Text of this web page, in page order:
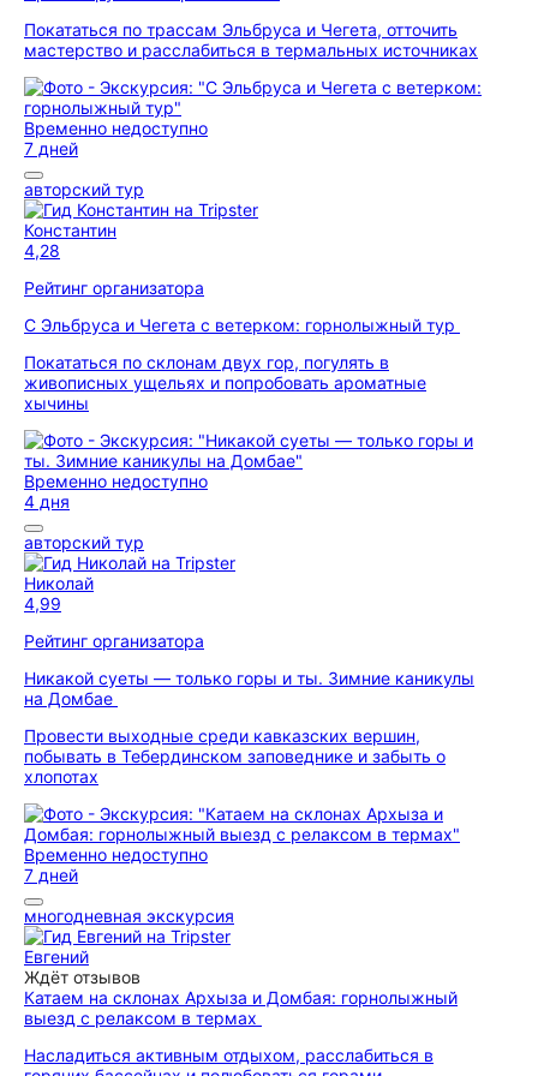
Покататься по трассам Эльбруса и Чегета, отточить
мастерство и расслабиться в термальных источниках
Временно недоступно
7 дней
авторский тур
Константин
4,28
Рейтинг организатора
С Эльбруса и Чегета с ветерком: горнолыжный тур
Покататься по склонам двух гор, погулять в
живописных ущельях и попробовать ароматные
хычины
Временно недоступно
4 дня
авторский тур
Николай
4,99
Рейтинг организатора
Никакой суеты — только горы и ты. Зимние каникулы
на Домбае
Провести выходные среди кавказских вершин,
побывать в Тебердинском заповеднике и забыть о
хлопотах
Временно недоступно
7 дней
многодневная экскурсия
Евгений
Ждёт отзывов
Катаем на склонах Архыза и Домбая: горнолыжный
выезд с релаксом в термах
Насладиться активным отдыхом, расслабиться в